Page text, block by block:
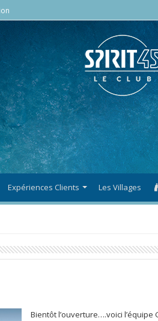
Expériences Clients Les Villages
Bientôt l’ouverture….voici l’équipe